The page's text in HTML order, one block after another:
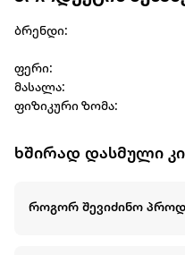
ბრენდი:
ფერი:
მასალა:
ფიზიკური ზომა:
ხშირად დასმული
როგორ შევიძინო